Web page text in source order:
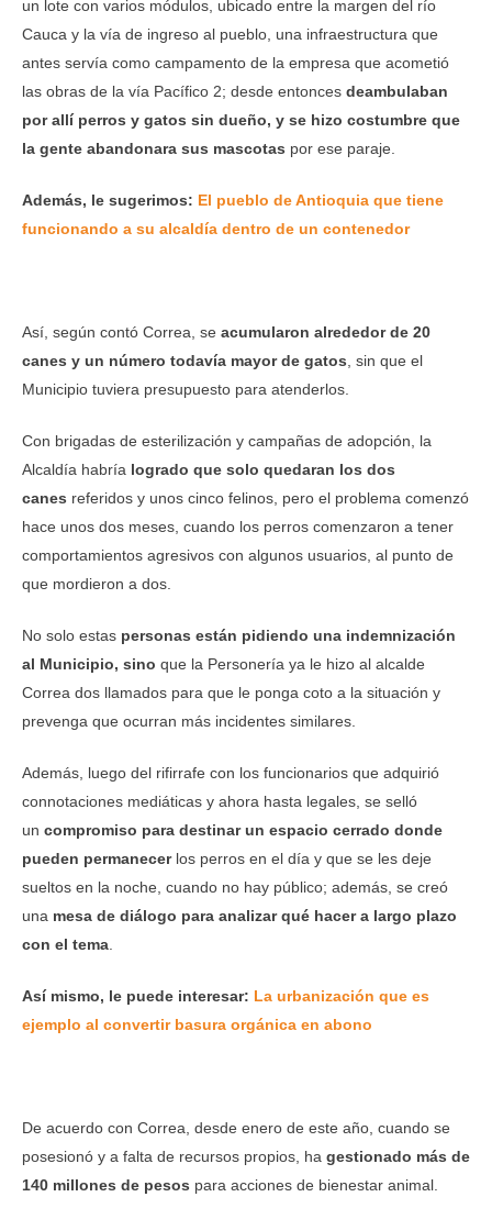
un lote con varios módulos, ubicado entre la margen del río
Cauca y la vía de ingreso al pueblo, una infraestructura que
antes servía como campamento de la empresa que acometió
las obras de la vía Pacífico 2; desde entonces deambulaban
por allí perros y gatos sin dueño, y se hizo costumbre que
la gente abandonara sus mascotas por ese paraje.
Además, le sugerimos: El pueblo de Antioquia que tiene
funcionando a su alcaldía dentro de un contenedor
Así, según contó Correa, se acumularon alrededor de 20
canes y un número todavía mayor de gatos , sin que el
Municipio tuviera presupuesto para atenderlos.
Con brigadas de esterilización y campañas de adopción, la
Alcaldía habría logrado que solo quedaran los dos
canes referidos y unos cinco felinos, pero el problema comenzó
hace unos dos meses, cuando los perros comenzaron a tener
comportamientos agresivos con algunos usuarios, al punto de
que mordieron a dos.
No solo estas personas están pidiendo una indemnización
al Municipio, sino que la Personería ya le hizo al alcalde
Correa dos llamados para que le ponga coto a la situación y
prevenga que ocurran más incidentes similares.
Además, luego del rifirrafe con los funcionarios que adquirió
connotaciones mediáticas y ahora hasta legales, se selló
un compromiso para destinar un espacio cerrado donde
pueden permanecer los perros en el día y que se les deje
sueltos en la noche, cuando no hay público; además, se creó
una mesa de diálogo para analizar qué hacer a largo plazo
con el tema
Así mismo, le puede interesar: La urbanización que es
ejemplo al convertir basura orgánica en abono
De acuerdo con Correa, desde enero de este año, cuando se
posesionó y a falta de recursos propios, ha gestionado más de
140 millones de pesos para acciones de bienestar animal.